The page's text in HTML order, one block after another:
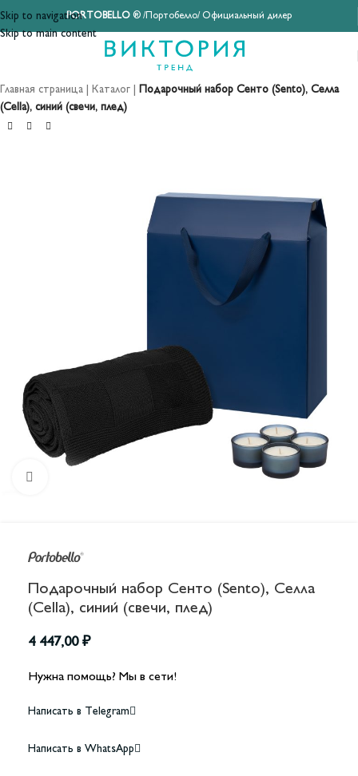
Skip to navigation
Skip to main content
PORTOBELLO® /Портобелло/ Официальный дилер
Главная страница Каталог
Подарочный набор Сенто (Sento), Селла
(Cella), синий (свечи, плед)
Подарочный набор Сенто (Sento), Селла
(Cella), синий (свечи, плед)
4 447,00 ₽
Нужна помощь? Мы в сети!
Написать в Telegram
Написать в WhatsApp